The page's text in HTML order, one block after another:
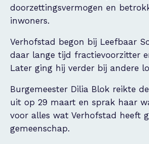
doorzettingsvermogen en
inwoners.
Verhofstad begon bij Leefbaar
daar lange tijd fractievoorzitter
Later ging hij verder bij andere
Burgemeester Dilia Blok reikte
uit op 29 maart en sprak haar
voor alles wat Verhofstad heeft
gemeenschap.